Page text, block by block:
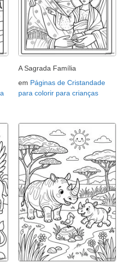
A Sagrada Família
em Páginas de Cristandade
para colorir para crianças